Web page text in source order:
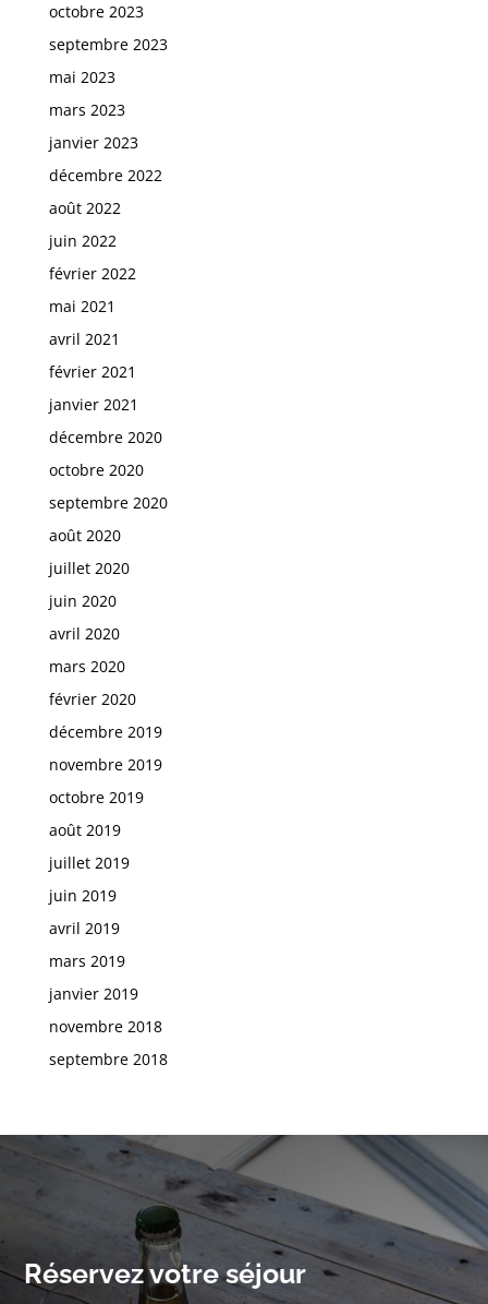
octobre 2023
septembre 2023
mai 2023
mars 2023
janvier 2023
décembre 2022
août 2022
juin 2022
février 2022
mai 2021
avril 2021
février 2021
janvier 2021
décembre 2020
octobre 2020
septembre 2020
août 2020
juillet 2020
juin 2020
avril 2020
mars 2020
février 2020
décembre 2019
novembre 2019
octobre 2019
août 2019
juillet 2019
juin 2019
avril 2019
mars 2019
janvier 2019
novembre 2018
septembre 2018
Réservez votre séjour